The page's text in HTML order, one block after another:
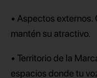
• Aspectos externos.
mantén su atractivo.
• Territorio de la
espacios donde tu